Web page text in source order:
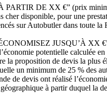
PARTIR DE XX €” (prix
cher disponible, pour une
sur Autobutler dans toute la
JUSQU’À XX
potentielle calculée en
la proposition de devis la plus
un minimum de 25 % des
de devis ont réalisé
à partir duquel la